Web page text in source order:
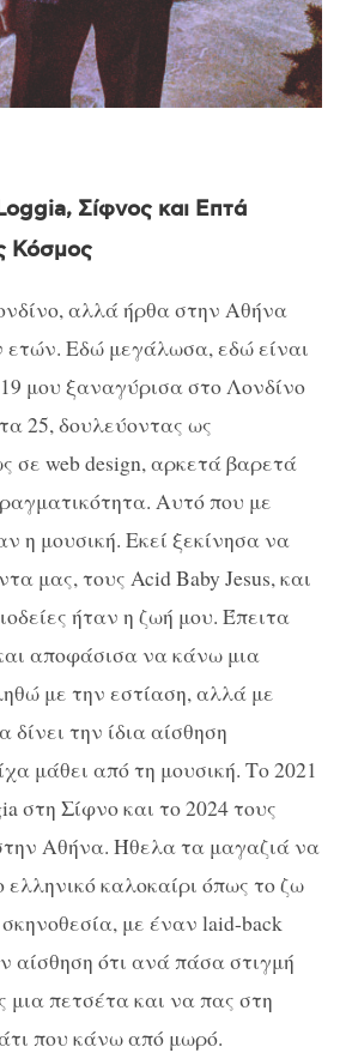
Σίφνος και Επτά
Κόσμος
αλλά ήρθα στην Αθήνα
ετών. Εδώ μεγάλωσα, εδώ είναι
μου ξαναγύρισα στο Λονδίνο
25, δουλεύοντας ως
σε web design, αρκετά βαρετά
Αυτό που με
η μουσική. Εκεί ξεκίνησα να
μας, τους Acid Baby Jesus, και
ήταν η ζωή μου. Έπειτα
αποφάσισα να κάνω μια
με την εστίαση, αλλά με
την ίδια αίσθηση
μάθει από τη μουσική. Το 2021
στη Σίφνο και το 2024 τους
Αθήνα. Ήθελα τα μαγαζιά να
καλοκαίρι όπως το ζω
με έναν laid-back
αίσθηση ότι ανά πάσα στιγμή
μια πετσέτα και να πας στη
που κάνω από μωρό.